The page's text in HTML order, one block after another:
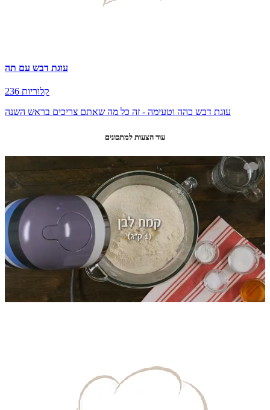
עוגת דבש עם תה
236 קלוריות
עוגת דבש כהה וטעימה - זה כל מה שאתם צריכים בראש השנה
עוד הצעות למתכונים